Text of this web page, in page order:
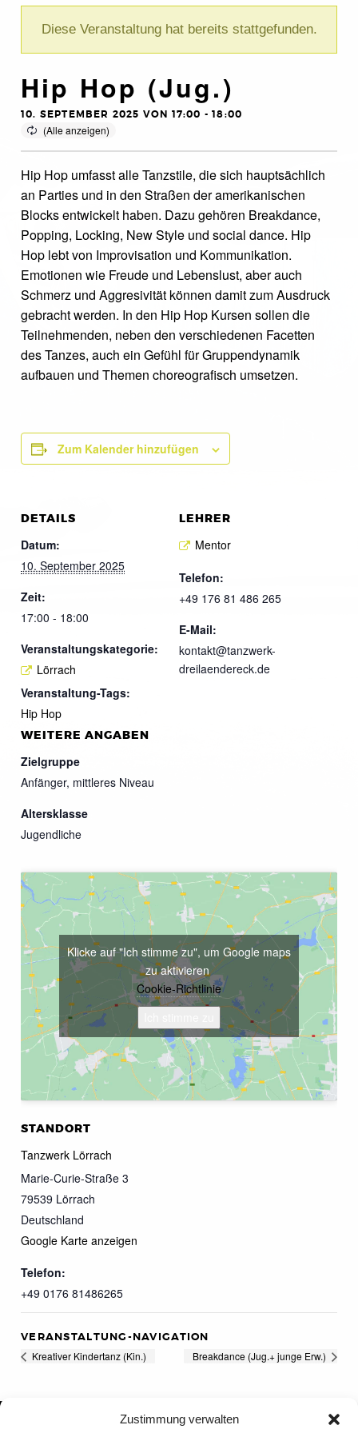
Zustimmung verwalten
Diese Veranstaltung hat bereits stattgefunden.
Hip Hop (Jug.)
10. SEPTEMBER 2025 VON 17:00 -18:00
Hip Hop umfasst alle Tanzstile, die sich hauptsächlich
an Parties und in den Straßen der amerikanischen
Blocks entwickelt haben. Dazu gehören Breakdance,
Popping, Locking, New Style und social dance. Hip
Hop lebt von Improvisation und Kommunikation.
Emotionen wie Freude und Lebenslust, aber auch
Schmerz und Aggresivität können damit zum Ausdruck
gebracht werden. In den Hip Hop Kursen sollen die
Teilnehmenden, neben den verschiedenen Facetten
des Tanzes, auch ein Gefühl für Gruppendynamik
aufbauen und Themen choreografisch umsetzen.
Zum Kalender hinzufügen
DETAILS
Datum:
10. September 2025
Zeit:
17:00 - 18:00
Veranstaltungskategorie:
Lörrach
Veranstaltung-Tags:
Hip Hop
LEHRER
Mentor
Telefon:
+49 176 81 486 265
E-Mail:
kontakt@tanzwerk-
dreilaendereck.de
WEITERE ANGABEN
Zielgruppe
Anfänger, mittleres Niveau
Altersklasse
Jugendliche
STANDORT
Tanzwerk Lörrach
Marie-Curie-Straße 3
79539 Lörrach
Deutschland
Google Karte anzeigen
Telefon:
+49 0176 81486265
Klicke auf "Ich stimme zu", um Google maps
zu aktivieren
Cookie-Richtlinie
VERANSTALTUNG-NAVIGATION
Kreativer Kindertanz (Kin.) Breakdance (Jug.+ junge Erw.)